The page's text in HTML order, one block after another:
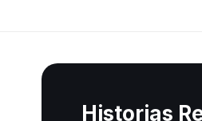
Historias